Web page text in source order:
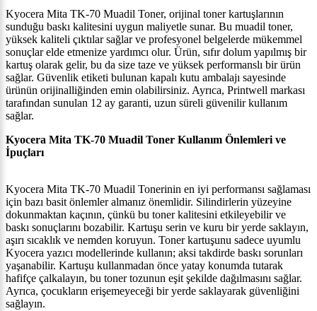
Kyocera Mita TK-70 Muadil Toner, orijinal toner kartuşlarının
sunduğu baskı kalitesini uygun maliyetle sunar. Bu muadil toner,
yüksek kaliteli çıktılar sağlar ve profesyonel belgelerde mükemmel
sonuçlar elde etmenize yardımcı olur. Ürün, sıfır dolum yapılmış bir
kartuş olarak gelir, bu da size taze ve yüksek performanslı bir ürün
sağlar. Güvenlik etiketi bulunan kapalı kutu ambalajı sayesinde
ürünün orijinalliğinden emin olabilirsiniz. Ayrıca, Printwell markası
tarafından sunulan 12 ay garanti, uzun süreli güvenilir kullanım
sağlar.
Kyocera Mita TK-70 Muadil Toner Kullanım Önlemleri ve
İpuçları
Kyocera Mita TK-70 Muadil Tonerinin en iyi performansı sağlaması
için bazı basit önlemler almanız önemlidir. Silindirlerin yüzeyine
dokunmaktan kaçının, çünkü bu toner kalitesini etkileyebilir ve
baskı sonuçlarını bozabilir. Kartuşu serin ve kuru bir yerde saklayın,
aşırı sıcaklık ve nemden koruyun. Toner kartuşunu sadece uyumlu
Kyocera yazıcı modellerinde kullanın; aksi takdirde baskı sorunları
yaşanabilir. Kartuşu kullanmadan önce yatay konumda tutarak
hafifçe çalkalayın, bu toner tozunun eşit şekilde dağılmasını sağlar.
Ayrıca, çocukların erişemeyeceği bir yerde saklayarak güvenliğini
sağlayın.